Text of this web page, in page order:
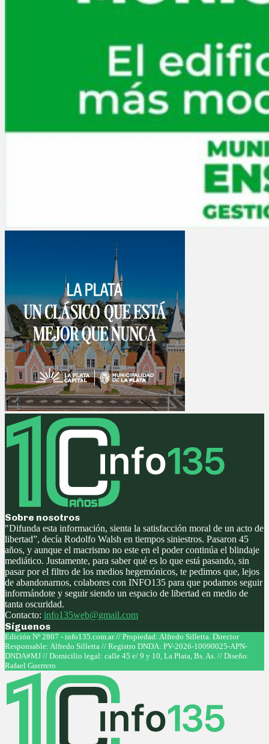
Sobre nosotros
"Difunda esta información, sienta la satisfacción moral de un acto de
libertad”, decía Rodolfo Walsh en tiempos siniestros. Pasaron 45
años, y aunque el macrismo no este en el poder continúa el blindaje
mediático. Justamente, para saber qué es lo que está pasando, sin
pasar por el filtro de los medios hegemónicos, te pedimos que, lejos
de abandonarnos, colabores con INFO135 para que podamos seguir
informándote y seguir siendo un espacio de libertad en medio de
tanta oscuridad.
Contacto: info135web@gmail.com
Síguenos
Facebook
Twitter
Instagram
Youtube
Edición Nº 2807 - info135.com.ar // Propiedad: Alfredo Silletta. Director
Responsable: Alfredo Silletta // Registro DNDA: PV-2026-10090025-APN-
DNDA#MJ // Domicilio legal: calle 45 e/ 9 y 10, La Plata, Bs. As. // Diseño:
Rafael Guerrero